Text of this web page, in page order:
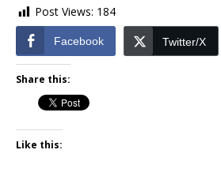
Post Views: 184
Facebook Twitter/X
Share this:
Like this: